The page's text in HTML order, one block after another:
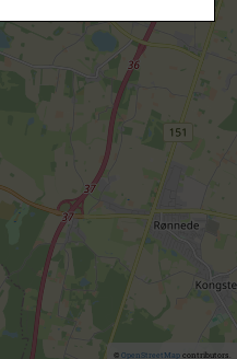
© OpenStreetMapcontributors.